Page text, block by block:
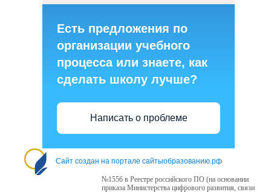
Есть предложения по
организации учебного
процесса или знаете, как
сделать школу лучше?
Написать о проблеме
Сайт создан на портале сайтыобразованию.рф
№1556 в Реестре российского ПО (на основании
приказа Министерства цифрового развития, связи